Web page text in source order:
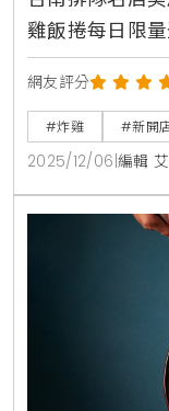
雞飯捲每日限
網友評分
#炸雞 #新開
2025/12/06 編輯